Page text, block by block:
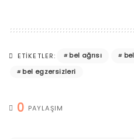
ETIKETLER: bel ağrısı
bel egzersizleri
0 PAYLAŞIM